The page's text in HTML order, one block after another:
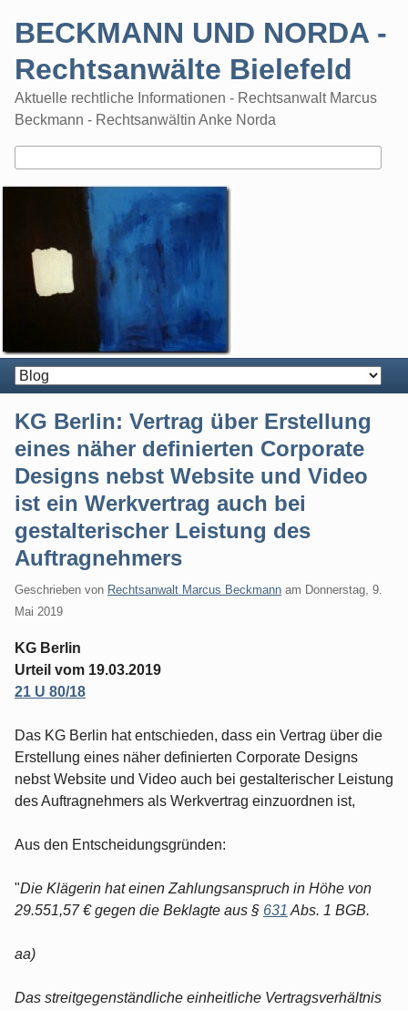
BECKMANN UND NORDA -
Rechtsanwälte Bielefeld
Aktuelle rechtliche Informationen - Rechtsanwalt Marcus
Beckmann - Rechtsanwältin Anke Norda
KG Berlin: Vertrag über Erstellung
eines näher definierten Corporate
Designs nebst Website und Video
ist ein Werkvertrag auch bei
gestalterischer Leistung des
Auftragnehmers
Geschrieben von Rechtsanwalt Marcus Beckmann am Donnerstag, 9.
Mai 2019
KG Berlin
Urteil vom 19.03.2019
21 U 80/18
Das KG Berlin hat entschieden, dass ein Vertrag über die
Erstellung eines näher definierten Corporate Designs
nebst Website und Video auch bei gestalterischer Leistung
des Auftragnehmers als Werkvertrag einzuordnen ist,
Aus den Entscheidungsgründen:
"Die Klägerin hat einen Zahlungsanspruch in Höhe von
29.551,57 € gegen die Beklagte aus § 631 Abs. 1 BGB.
aa)
Das streitgegenständliche einheitliche Vertragsverhältnis